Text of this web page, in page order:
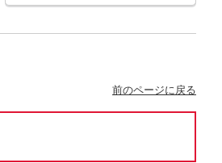
前のページに戻る